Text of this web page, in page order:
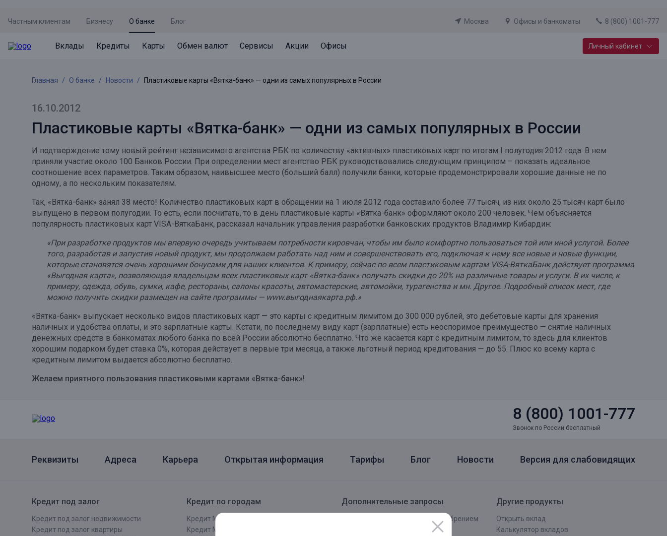
Частным клиентам Бизнесу О банке Блог Москва Офисы и банкоматы 8 (800) 1001-777
Вклады
Не упусти момент
Просто вклад
Накопительный
Отличная стратегия+
Фиксируй доход
Новый старт
Валютный плюс
Все вклады
Система страхования вкладов
Архив вкладов
Подробнее
Кредиты
Кредит под залог недвижимости
Рефинансирование
Кредит на автомобиль
Потребительский кредит
Все кредиты
Привилегии для клиентов
Реструктуризация
Оценка недвижимости
Подбор новой недвижимости
Карты
Дебетовая карта с пакетом услуг
Премиальная карта Mir Supreme
Пенсионная карта
Все карты
Документы
Кешбэк
Обмен валют
Курсы валют
Бронирование валюты
Курсы валют ЦБ
Сервисы
Оплата кредита
Оценка недвижимости
Подбор новой недвижимости
СБПей
Mir Pay
Госуслуги
Регистрация в ЕБС
Мобильное приложение
Подтверждение согласия через Госуслуги
Все сервисы
Акции
Акция «Приведи друга»
Акция «Ставка на бизнес»
Офисы Личный кабинет
Главная О банке Новости Пластиковые карты «Вятка-банк» — одни из самых популярных в России
16.10.2012
Пластиковые карты «Вятка-банк» — одни из самых популярных в России
И подтверждение тому новый рейтинг независимого агентства РБК по количеству «активных» пластиковых карт по итогам I полугодия 2012 года. В нем
приняли участие около 100 Банков России. При определении мест агентство РБК руководствовались следующим принципом – показать идеальное
соотношение всех параметров. Таким образом, наивысшее место (больший балл) получили банки, которые продемонстрировали хорошие данные не по
одному, а по нескольким показателям.
Так, «Вятка-банк» занял 38 место! Количество пластиковых карт в обращении на 1 июля 2012 года составило более 77 тысяч, из них около 25 тысяч карт было
выпущено в первом полугодии. То есть, если посчитать, то в день пластиковые карты «Вятка-банк» оформляют около 200 человек. Чем объясняется
популярность пластиковых карт VISA-ВяткаБанк, рассказал начальник управления разработки банковских продуктов Владимир Кибардин:
«При разработке продуктов мы впервую очередь учитываем потребности кировчан, чтобы им было комфортно пользоваться той или иной услугой. Более
того, разработав и запустив новый продукт, мы продолжаем работать над ним и совершенствовать его, подключая к нему все новые и новые функции,
которые становятся очень хорошими бонусами для наших клиентов. К примеру, сейчас по всем пластиковым картам VISA-ВяткаБанк действует программа
«Выгодная карта», позволяющая владельцам всех пластиковых карт «Вятка-банк» получать скидки до 20% на различные товары и услуги. В их числе, к
примеру, одежда, обувь, сумки, кафе, рестораны, салоны красоты, автомастерские, автомойки, турагенства и мн. Другое. Подробный список мест, где
можно получить скидки размещен на сайте программы — www.выгоднаякарта.рф.»
«Вятка-банк» выпускает несколько видов пластиковых карт — это карты с кредитным лимитом до 300 000 рублей, это дебетовые карты для хранения
наличных и удобства оплаты, и это зарплатные карты. Кстати, по последнему виду карт (зарплатные) есть неоспоримое преимущество — снятие наличных
денежных средств в банкоматах любого банка по всей России абсолютно бесплатно. Что же касается карт с кредитным лимитом, то здесь для клиентов
хорошим подарком будет ставка 0%, которая действует в первые три месяца, а также льготный период кредитования — до 55. Плюс ко всему карта с
кредитным лимитом выдается абсолютно бесплатно.
Желаем приятного пользования пластиковыми картами «Вятка-банк»!
8 (800) 1001-777
Звонок по России бесплатный
Реквизиты Адреса Карьера Открытая информация Тарифы Блог Новости Версия для слабовидящих
Кредит под залог
Кредит под залог недвижимости
Кредит под залог квартиры
Кредит по городам
Кредит Москва
Кредит МСК
Дополнительные запросы
Кредит под залог с быстрым одобрением
Деньги под залог недвижимости
Другие продукты
Открыть вклад
Калькулятор вкладов